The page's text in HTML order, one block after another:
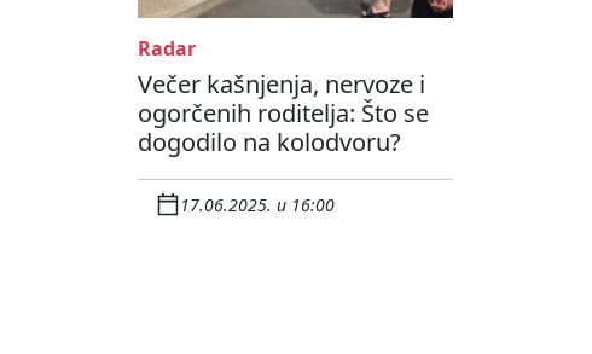
Radar
Večer kašnjenja, nervoze i
ogorčenih roditelja: Što se
dogodilo na kolodvoru?
17.06.2025. u 16:00